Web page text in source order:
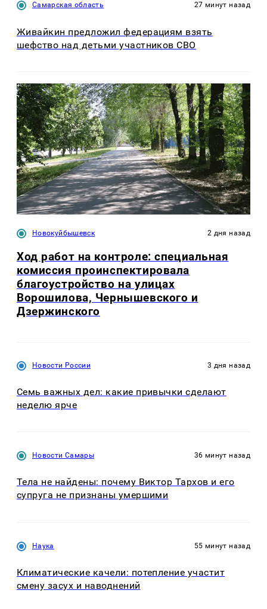
Самарская область 27 минут назад
Живайкин предложил федерациям взять
шефство над детьми участников СВО
Новокуйбышевск 2 дня назад
Ход работ на контроле: специальная
комиссия проинспектировала
благоустройство на улицах
Ворошилова, Чернышевского и
Дзержинского
Новости России 3 дня назад
Семь важных дел: какие привычки сделают
неделю ярче
Новости Самары 36 минут назад
Тела не найдены: почему Виктор Тархов и его
супруга не признаны умершими
Наука 55 минут назад
Климатические качели: потепление участит
смену засух и наводнений